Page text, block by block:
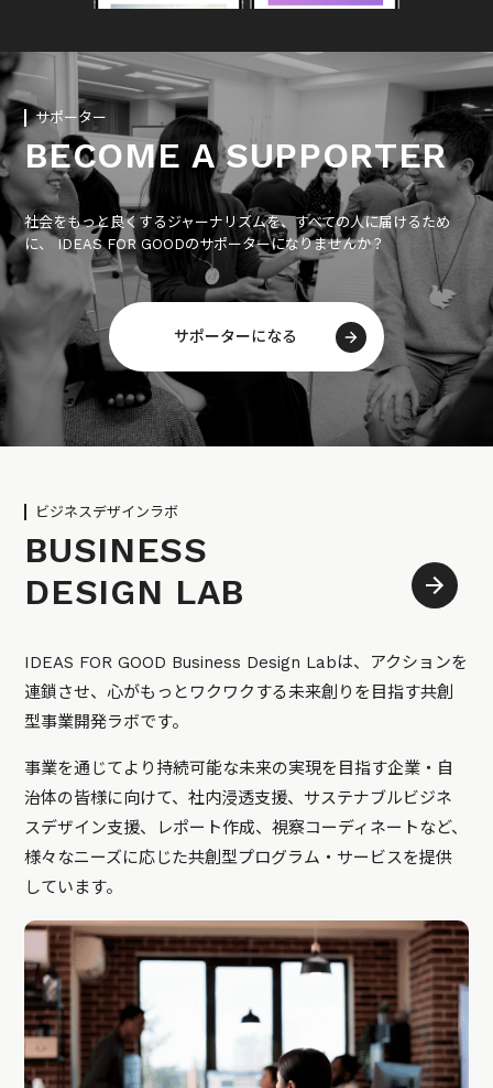
サポーター
BECOME A SUPPORTER
社会をもっと良くするジャーナリズムを、すべての人に届けるため
に、 IDEAS FOR GOODのサポーターになりませんか？
サポーターになる
ビジネスデザインラボ
BUSINESS
DESIGN LAB
IDEAS FOR GOOD Business Design Labは、アクションを
連鎖させ、心がもっとワクワクする未来創りを目指す共創
型事業開発ラボです。
事業を通じてより持続可能な未来の実現を目指す企業・自
治体の皆様に向けて、社内浸透支援、サステナブルビジネ
スデザイン支援、レポート作成、視察コーディネートなど、
様々なニーズに応じた共創型プログラム・サービスを提供
しています。